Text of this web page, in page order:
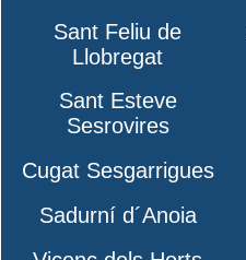
Sant Feliu de
Llobregat
Sant Esteve
Sesrovires
Cugat Sesgarrigues
Sadurní d´Anoia